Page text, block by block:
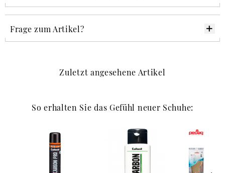
Frage zum Artikel?
Zuletzt angesehene Artikel
So erhalten Sie das Gefühl neuer Schuhe: